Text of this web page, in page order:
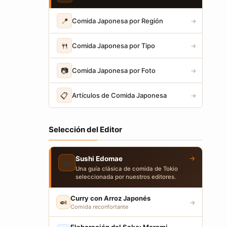
📍 Comida Japonesa por Región →
🍴 Comida Japonesa por Tipo →
📷 Comida Japonesa por Foto →
📋 Artículos de Comida Japonesa →
Selección del Editor
🍣 Sushi Edomae
Una guía clásica de comida de Tokio
seleccionada por nuestros editores.
→
🍛 Curry con Arroz Japonés
Comida reconfortante
→